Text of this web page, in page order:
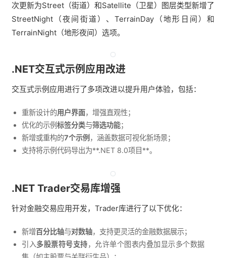
次更新为Street（街道）和Satellite（卫星）图层类型新增了
StreetNight（夜间街道）、TerrainDay（地形日间）和
TerrainNight（地形夜间）选项。
.NET交互式示例应用改进
交互式示例应用进行了多项改进以提升用户体验，包括：
重新设计的用户界面，增强直观性；
优化的示例标签分类与筛选功能；
新增或重构的7个示例 ，涵盖数据可视化新场景；
支持将示例代码导出为**.NET 8.0项目**。
.NET Trader交易库增强
针对金融交易应用开发，Trader库进行了以下优化：
新增百分比轴与对数轴，支持更灵活的金融数据展示；
引入多股票符号支持，允许单个图表内叠加显示多个数据